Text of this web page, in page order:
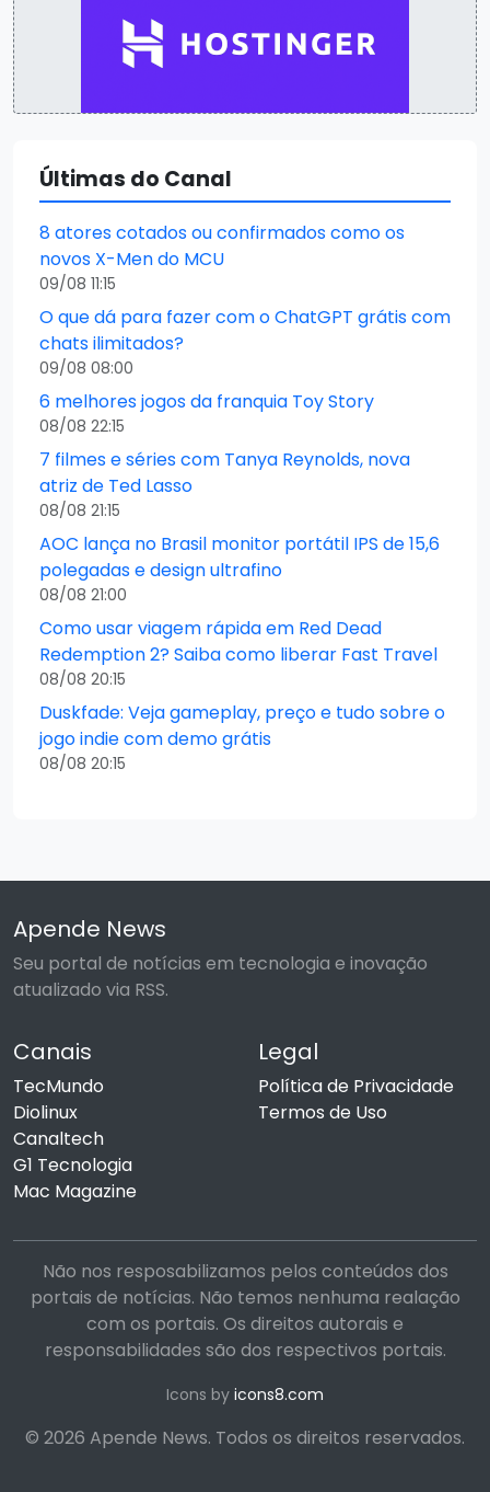
Últimas do Canal
8 atores cotados ou confirmados como os
novos X-Men do MCU
09/08 11:15
O que dá para fazer com o ChatGPT grátis com
chats ilimitados?
09/08 08:00
6 melhores jogos da franquia Toy Story
08/08 22:15
7 filmes e séries com Tanya Reynolds, nova
atriz de Ted Lasso
08/08 21:15
AOC lança no Brasil monitor portátil IPS de 15,6
polegadas e design ultrafino
08/08 21:00
Como usar viagem rápida em Red Dead
Redemption 2? Saiba como liberar Fast Travel
08/08 20:15
Duskfade: Veja gameplay, preço e tudo sobre o
jogo indie com demo grátis
08/08 20:15
Apende News
Seu portal de notícias em tecnologia e inovação
atualizado via RSS.
Canais
TecMundo
Diolinux
Canaltech
G1 Tecnologia
Mac Magazine
Legal
Política de Privacidade
Termos de Uso
Não nos resposabilizamos pelos conteúdos dos
portais de notícias. Não temos nenhuma realação
com os portais. Os direitos autorais e
responsabilidades são dos respectivos portais.
Icons by icons8.com
© 2026 Apende News. Todos os direitos reservados.